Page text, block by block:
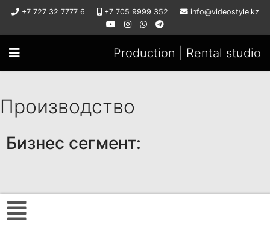
+7 727 32 7777 6 +7 705 9999 352 info@videostyle.kz
Production | Rental studio
Производство
Бизнес сегмент: